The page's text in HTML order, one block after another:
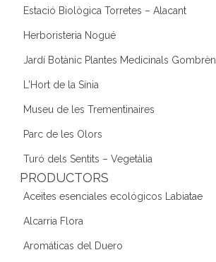
Estació Biològica Torretes – Alacant
Herboristeria Nogué
Jardí Botànic Plantes Medicinals Gombrèn
L'Hort de la Sínia
Museu de les Trementinaires
Parc de les Olors
Turó dels Sentits – Vegetàlia
PRODUCTORS
Aceites esenciales ecológicos Labiatae
Alcarria Flora
Aromáticas del Duero